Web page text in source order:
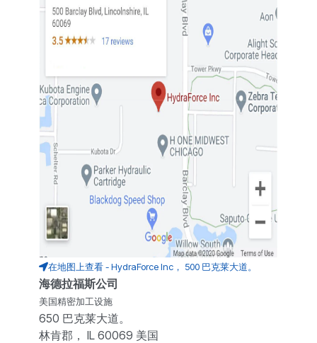
在地图上查看 - HydraForce Inc， 500 巴克莱大道。
海德拉福斯公司
美国精密加工设施
650 巴克莱大道。
林肯郡， IL 60069 美国